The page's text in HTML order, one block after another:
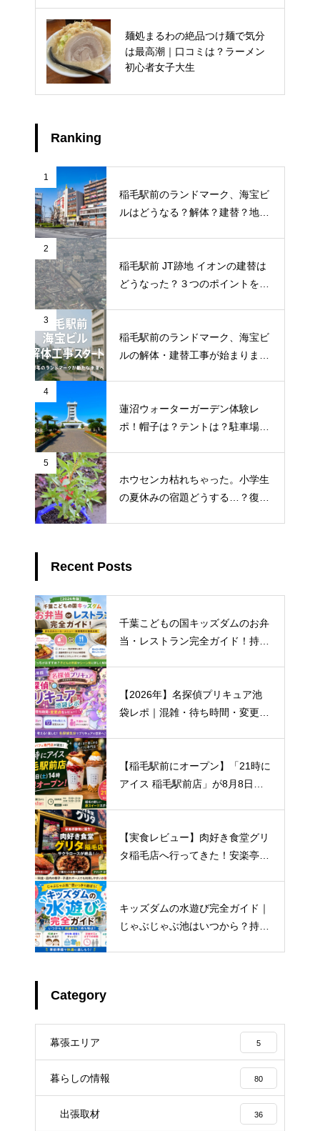
麺処まるわの絶品つけ麺で気分
は最高潮｜口コミは？ラーメン
初心者女子大生
千葉市 みはる野いちご園 の いち
ご狩り 口コミ 料金 予約方法 駐
車場 品種 を徹底ガイド
Ranking
1
稲毛駅前のランドマーク、海宝ビ
ルはどうなる？解体？建替？地元
2
稲毛駅前 JT跡地 イオンの建替は
どうなった？３つのポイントを調
3
稲毛駅前のランドマーク、海宝ビ
ルの解体・建替工事が始まりまし
4
蓮沼ウォーターガーデン体験レ
ポ！帽子は？テントは？駐車場ま
5
ホウセンカ枯れちゃった。小学生
の夏休みの宿題どうする…？復活
Recent Posts
千葉こどもの国キッズダムのお弁
当・レストラン完全ガイド！持ち
【2026年】名探偵プリキュア池
袋レポ｜混雑・待ち時間・変更点
【稲毛駅前にオープン】「21時に
アイス 稲毛駅前店」が8月8日開
【実食レビュー】肉好き食堂グリ
タ稲毛店へ行ってきた！安楽亭跡
キッズダムの水遊び完全ガイド｜
じゃぶじゃぶ池はいつから？持ち
Category
幕張エリア 5
暮らしの情報 80
出張取材 36